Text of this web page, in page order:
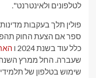
לטלפונים ולאינטרנט".
פולין תלך בעקבות
ספר אם הצעת החוק
כלל עוד בשנת 2024 ו
שעברה. החל ממרץ
שימוש בטלפון של